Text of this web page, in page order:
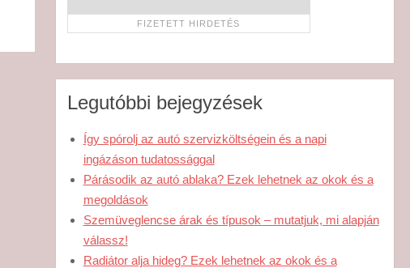
Legutóbbi bejegyzések
Így spórolj az autó szervizköltségein és a napi
ingázáson tudatossággal
Párásodik az autó ablaka? Ezek lehetnek az okok és a
megoldások
Szemüveglencse árak és típusok – mutatjuk, mi alapján
válassz!
Radiátor alja hideg? Ezek lehetnek az okok és a